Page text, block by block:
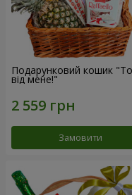
Подарунковий кошик
від мене!"
Замовити